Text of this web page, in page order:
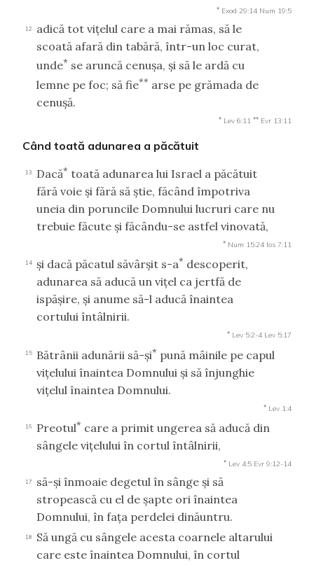
* Exod 29:14 Num 19:5
12
adică tot viţelul care a mai rămas, să le
scoată afară din tabără, într-un loc curat,
unde* se aruncă cenuşa, şi să le ardă cu
lemne pe foc; să fie** arse pe grămada de
cenuşă.
* Lev 6:11 ** Evr 13:11
Când toată adunarea a păcătuit
13 Dacă* toată adunarea lui Israel a păcătuit
fără voie şi fără să ştie, făcând împotriva
uneia din poruncile Domnului lucruri care nu
trebuie făcute şi făcându-se astfel vinovată,
* Num 15:24 Ios 7:11
14 şi dacă păcatul săvârşit s-a* descoperit,
adunarea să aducă un viţel ca jertfă de
ispăşire, şi anume să-l aducă înaintea
cortului întâlnirii.
* Lev 5:2-4 Lev 5:17
15 Bătrânii adunării să-şi* pună mâinile pe capul
viţelului înaintea Domnului şi să înjunghie
viţelul înaintea Domnului.
* Lev 1:4
16 Preotul* care a primit ungerea să aducă din
sângele viţelului în cortul întâlnirii,
* Lev 4:5 Evr 9:12-14
17
să-şi înmoaie degetul în sânge şi să
stropească cu el de şapte ori înaintea
Domnului, în faţa perdelei dinăuntru.
18
Să ungă cu sângele acesta coarnele altarului
care este înaintea Domnului, în cortul